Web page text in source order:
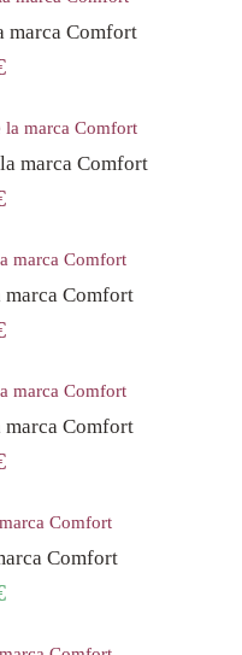
marca Comfort
marca Comfort
marca Comfort
marca Comfort
Comfort